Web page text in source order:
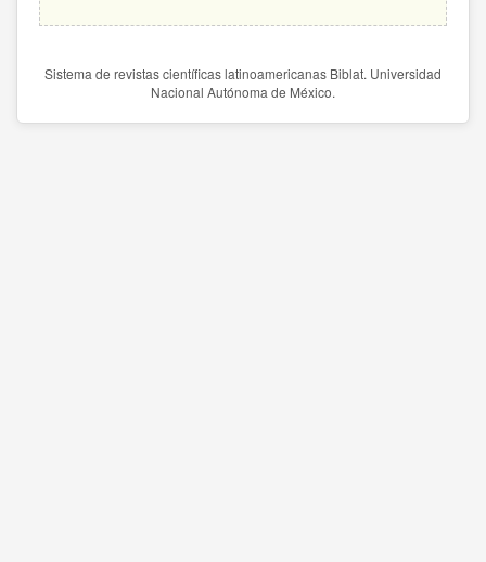
Sistema de revistas científicas latinoamericanas Biblat. Universidad
Nacional Autónoma de México.